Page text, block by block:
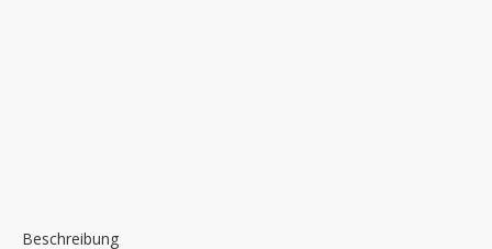
Beschreibung